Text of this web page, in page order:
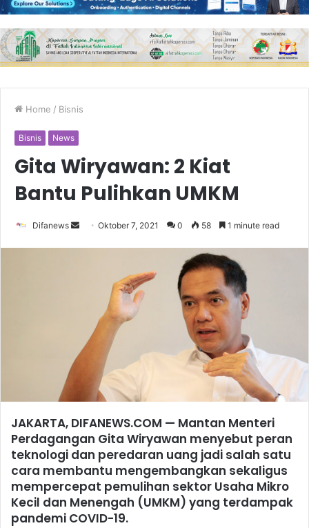
Home / Bisnis
Bisnis News
Gita Wiryawan: 2 Kiat
Bantu Pulihkan UMKM
Difanews
SendOktober 7, 2021 0 58 1 minute read
JAKARTA, DIFANEWS.COM — Mantan Menteri
Perdagangan Gita Wiryawan menyebut peran
teknologi dan peredaran uang jadi salah satu
cara membantu mengembangkan sekaligus
mempercepat pemulihan sektor Usaha Mikro
Kecil dan Menengah (UMKM) yang terdampak
pandemi COVID-19.